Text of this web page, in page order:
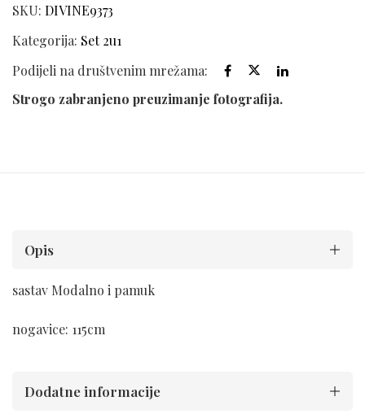
SKU: DIVINE9373
Kategorija: Set 2u1
Podijeli na društvenim mrežama:
Strogo zabranjeno preuzimanje fotografija.
Opis
sastav Modalno i pamuk
nogavice: 115cm
Dodatne informacije